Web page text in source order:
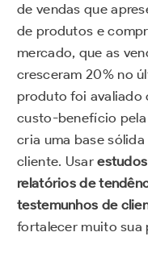
de vendas que
de produtos e
mercado, que as
cresceram 20% no
produto foi avaliado
custo-benefício
cria uma base
cliente. Usar
relatórios de
testemunhos de
fortalecer muito sua